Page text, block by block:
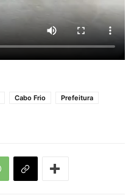
Cabo Frio
Prefeitura